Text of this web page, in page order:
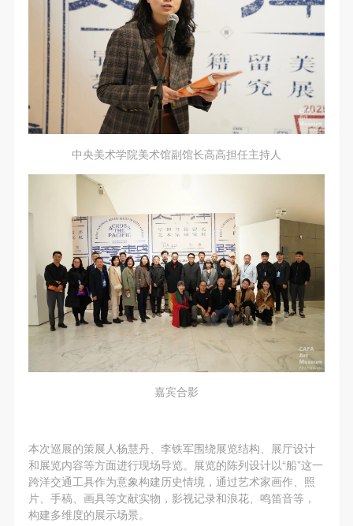
中央美术学院美术馆副馆长高高担任主持人
嘉宾合影
本次巡展的策展人杨慧丹、李铁军围绕展览结构、展厅设计
和展览内容等方面进行现场导览。展览的陈列设计以“船”这一
跨洋交通工具作为意象构建历史情境，通过艺术家画作、照
片、手稿、画具等文献实物，影视记录和浪花、鸣笛音等，
构建多维度的展示场景。